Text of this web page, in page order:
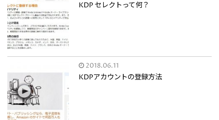
KDP セレクトって何？
2018.06.11
KDPアカウントの登録方法